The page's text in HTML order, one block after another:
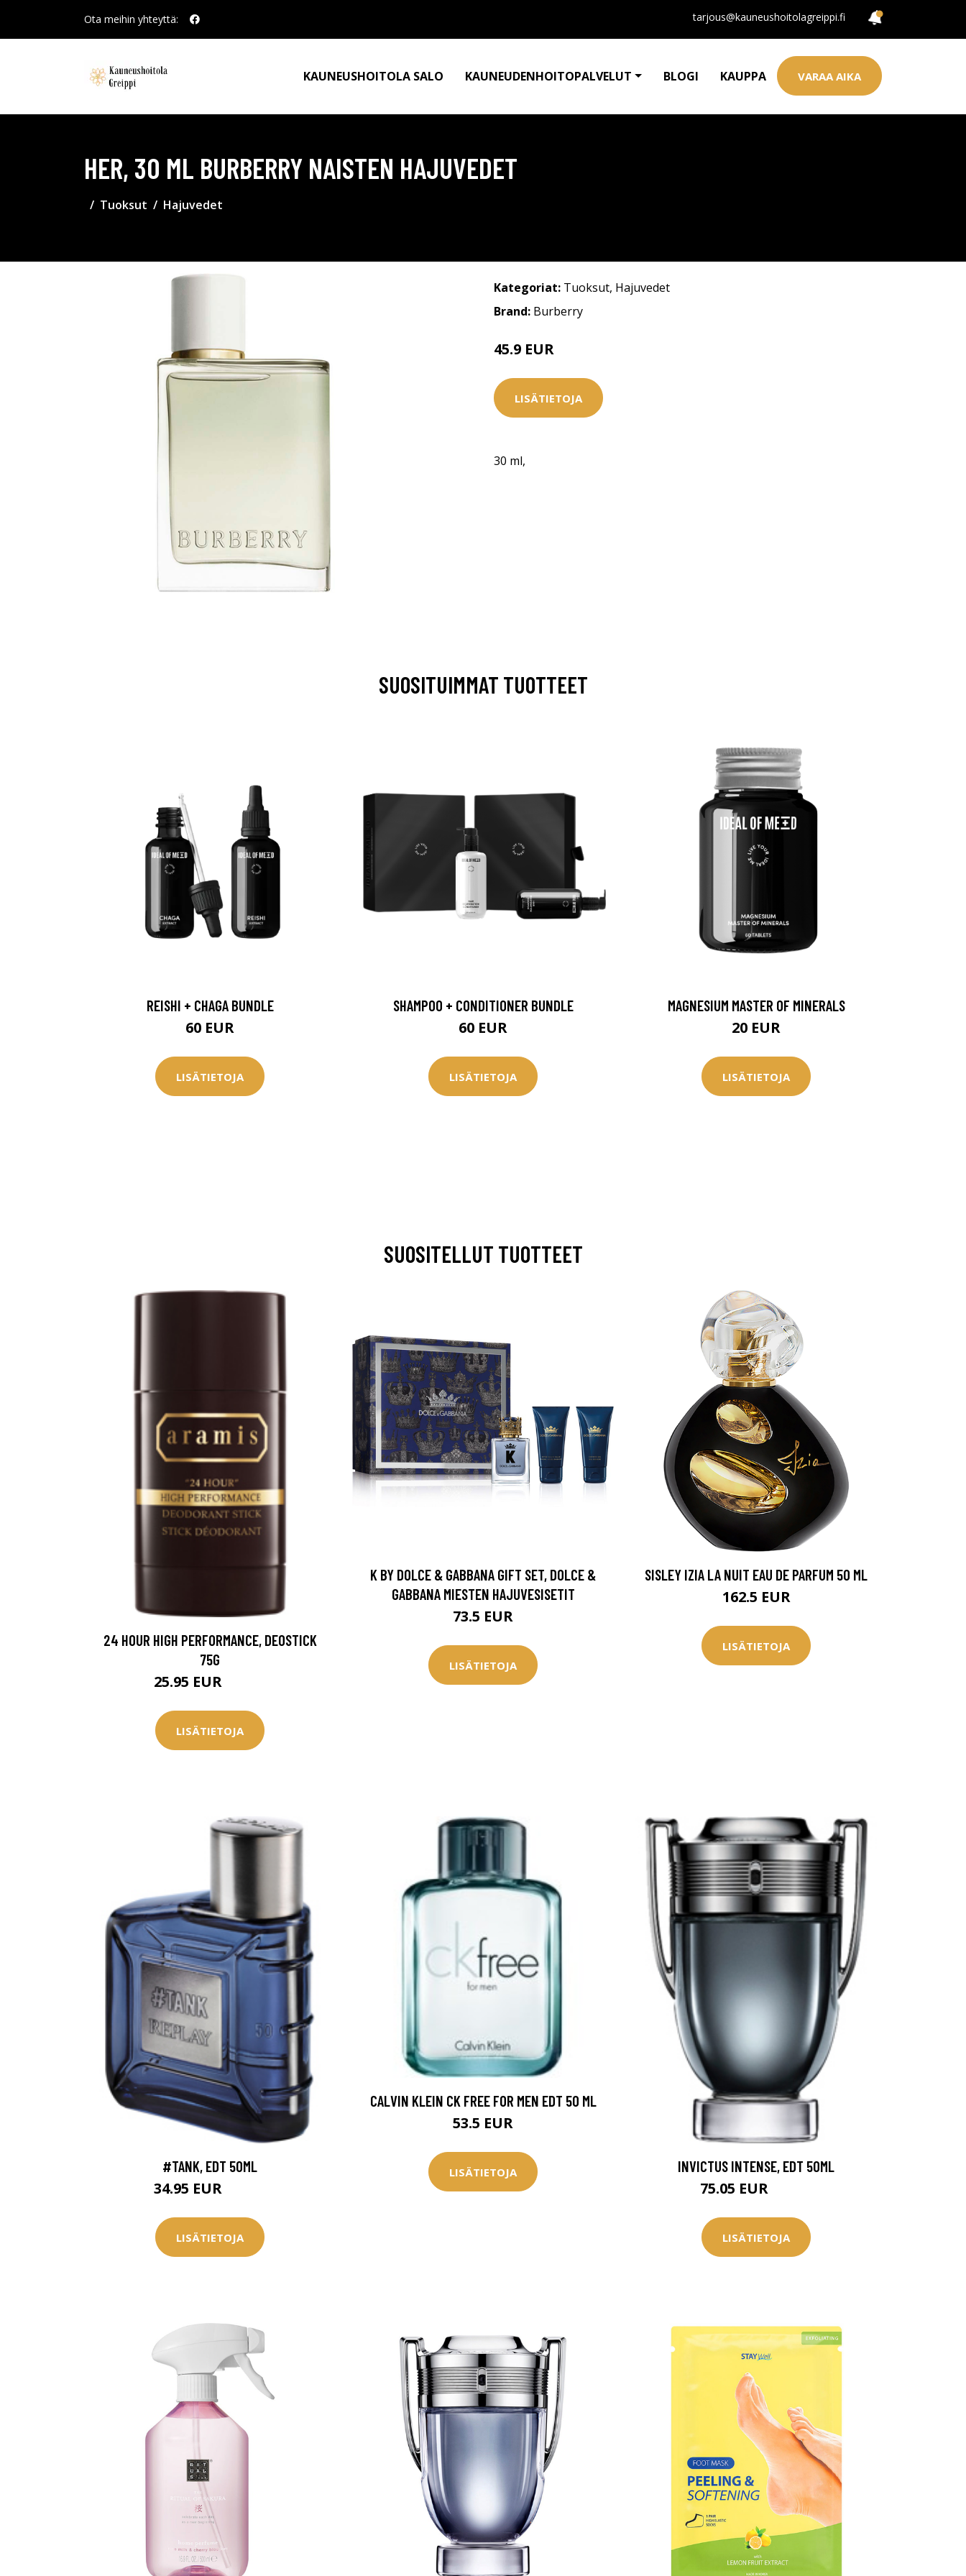
Ota meihin yhteyttä: tarjous@kauneushoitolagreippi.fi
KAUNEUSHOITOLA SALO KAUNEUDENHOITOPALVELUT BLOGI KAUPPA VARAA AIKA
HER, 30 ML BURBERRY NAISTEN HAJUVEDET
Tuoksut Hajuvedet
Kategoriat: Tuoksut, Hajuvedet
Brand: Burberry
45.9 EUR
LISÄTIETOJA
30 ml,
SUOSITUIMMAT TUOTTEET
REISHI + CHAGA BUNDLE
60 EUR
LISÄTIETOJA
SHAMPOO + CONDITIONER BUNDLE
60 EUR
LISÄTIETOJA
MAGNESIUM MASTER OF MINERALS
20 EUR
LISÄTIETOJA
SUOSITELLUT TUOTTEET
24 HOUR HIGH PERFORMANCE, DEOSTICK
75G
25.95 EUR
LISÄTIETOJA
K BY DOLCE & GABBANA GIFT SET, DOLCE &
GABBANA MIESTEN HAJUVESISETIT
73.5 EUR
LISÄTIETOJA
SISLEY IZIA LA NUIT EAU DE PARFUM 50 ML
162.5 EUR
LISÄTIETOJA
#TANK, EDT 50ML
34.95 EUR
LISÄTIETOJA
CALVIN KLEIN CK FREE FOR MEN EDT 50 ML
53.5 EUR
LISÄTIETOJA INVICTUS INTENSE, EDT 50ML
75.05 EUR
LISÄTIETOJA
Erikoistarjous
IdealofMeD Kauppa
Kaikki IdealofMeDin tuotteet -20 %!
Saat myös -200 € toimenpiteistä, kun
konsultaation